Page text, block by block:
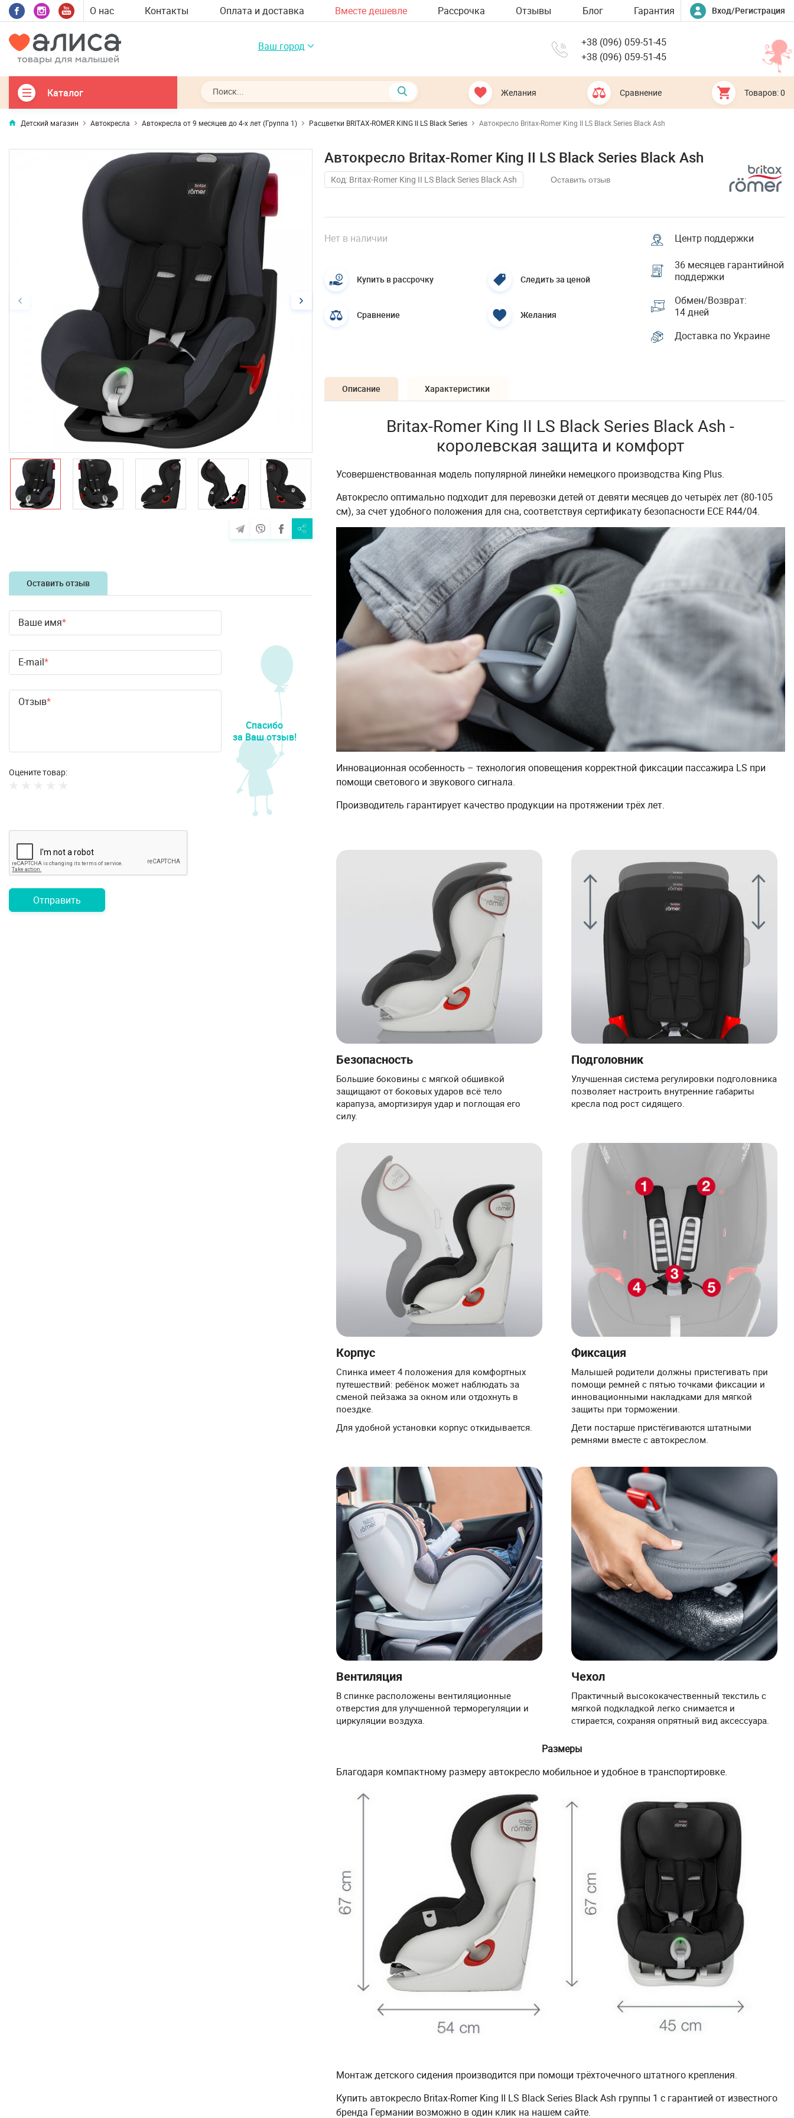
О нас Контакты Оплата и доставка Вместе дешевле Рассрочка Отзывы Блог Гарантия Вход/Регистрация
Ваш город
+38 (096) 059-51-45
+38 (096) 059-51-45
Каталог Желания Сравнение Товаров: 0
Детский магазин Автокресла Автокресла от 9 месяцев до 4-х лет (Группа 1) Расцветки BRITAX-ROMER KING II LS Black Series Автокресло Britax-Romer King II LS Black Series Black Ash
Оставить отзыв
Ваше имя
E-mail
Отзыв
Оцените товар:
Отправить
Спасибо
за Ваш отзыв!
Автокресло Britax-Romer King II LS Black Series Black Ash
Код: Britax-Romer King II LS Black Series Black Ash Оставить отзыв
Нет в наличии
Купить в рассрочку Следить за ценой
Сравнение Желания
Центр поддержки
36 месяцев гарантийной
поддержки
Обмен/Возврат:
14 дней
Доставка по Украине
Описание Характеристики
Britax-Romer King II LS Black Series Black Ash -
королевская защита и комфорт
Усовершенствованная модель популярной линейки немецкого производства King Plus.
Автокресло оптимально подходит для перевозки детей от девяти месяцев до четырёх лет (80-105
см), за счет удобного положения для сна, соответствуя сертификату безопасности ECE R44/04.
Инновационная особенность – технология оповещения корректной фиксации пассажира LS при
помощи светового и звукового сигнала.
Производитель гарантирует качество продукции на протяжении трёх лет.
Безопасность
Большие боковины с мягкой обшивкой
защищают от боковых ударов всё тело
карапуза, амортизируя удар и поглощая его
силу.
Подголовник
Улучшенная система регулировки подголовника
позволяет настроить внутренние габариты
кресла под рост сидящего.
Корпус
Спинка имеет 4 положения для комфортных
путешествий: ребёнок может наблюдать за
сменой пейзажа за окном или отдохнуть в
поездке.
Для удобной установки корпус откидывается.
Фиксация
Малышей родители должны пристегивать при
помощи ремней с пятью точками фиксации и
инновационными накладками для мягкой
защиты при торможении.
Дети постарше пристёгиваются штатными
ремнями вместе с автокреслом.
Вентиляция
В спинке расположены вентиляционные
отверстия для улучшенной терморегуляции и
циркуляции воздуха.
Чехол
Практичный высококачественный текстиль с
мягкой подкладкой легко снимается и
стирается, сохраняя опрятный вид аксессуара.
Размеры
Благодаря компактному размеру автокресло мобильное и удобное в транспортировке.
Монтаж детского сидения производится при помощи трёхточечного штатного крепления.
Купить автокресло Britax-Romer King II LS Black Series Black Ash группы 1 с гарантией от известного
бренда Германии возможно в один клик на нашем сайте.